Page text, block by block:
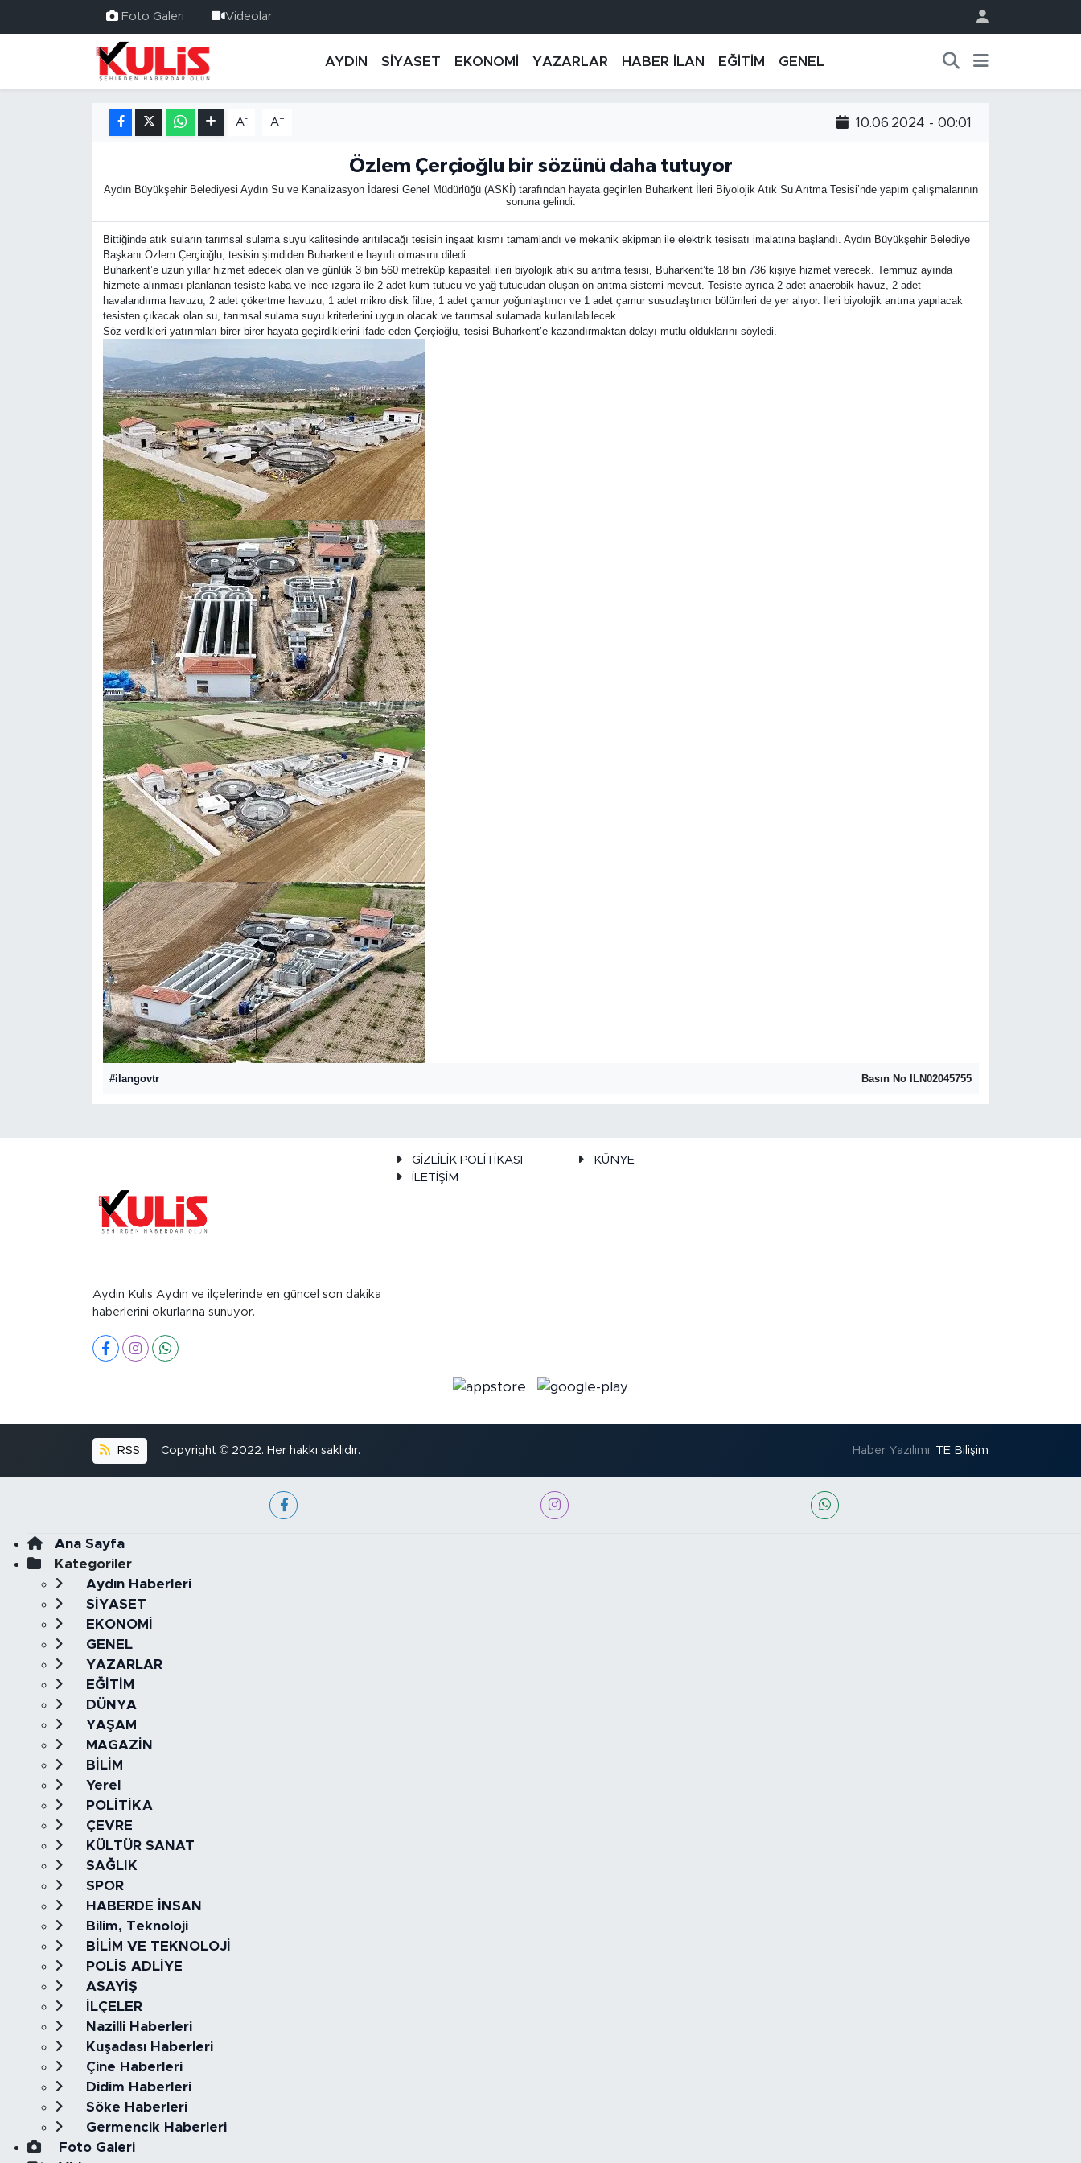
Foto Galeri Videolar
AYDIN SİYASET EKONOMİ YAZARLAR HABER İLAN EĞİTİM GENEL
A- A+ 10.06.2024 - 00:01
Özlem Çerçioğlu bir sözünü daha tutuyor
Aydın Büyükşehir Belediyesi Aydın Su ve Kanalizasyon İdaresi Genel Müdürlüğü (ASKİ) tarafından hayata geçirilen Buharkent İleri Biyolojik Atık Su Arıtma Tesisi’nde yapım çalışmalarının
sonuna gelindi.
Bittiğinde atık suların tarımsal sulama suyu kalitesinde arıtılacağı tesisin inşaat kısmı tamamlandı ve mekanik ekipman ile elektrik tesisatı imalatına başlandı. Aydın Büyükşehir Belediye
Başkanı Özlem Çerçioğlu, tesisin şimdiden Buharkent’e hayırlı olmasını diledi.
Buharkent’e uzun yıllar hizmet edecek olan ve günlük 3 bin 560 metreküp kapasiteli ileri biyolojik atık su arıtma tesisi, Buharkent’te 18 bin 736 kişiye hizmet verecek. Temmuz ayında
hizmete alınması planlanan tesiste kaba ve ince ızgara ile 2 adet kum tutucu ve yağ tutucudan oluşan ön arıtma sistemi mevcut. Tesiste ayrıca 2 adet anaerobik havuz, 2 adet
havalandırma havuzu, 2 adet çökertme havuzu, 1 adet mikro disk filtre, 1 adet çamur yoğunlaştırıcı ve 1 adet çamur susuzlaştırıcı bölümleri de yer alıyor. İleri biyolojik arıtma yapılacak
tesisten çıkacak olan su, tarımsal sulama suyu kriterlerini uygun olacak ve tarımsal sulamada kullanılabilecek.
Söz verdikleri yatırımları birer birer hayata geçirdiklerini ifade eden Çerçioğlu, tesisi Buharkent’e kazandırmaktan dolayı mutlu olduklarını söyledi.
#ilangovtr Basın No ILN02045755
Aydın Kulis Aydın ve ilçelerinde en güncel son dakika
haberlerini okurlarına sunuyor.
GİZLİLİK POLİTİKASI
KÜNYE
İLETİŞİM
RSS Copyright © 2022. Her hakkı saklıdır. Haber Yazılımı: TE Bilişim
Ana Sayfa
Kategoriler
Aydın Haberleri
SİYASET
EKONOMİ
GENEL
YAZARLAR
EĞİTİM
DÜNYA
YAŞAM
MAGAZİN
BİLİM
Yerel
POLİTİKA
ÇEVRE
KÜLTÜR SANAT
SAĞLIK
SPOR
HABERDE İNSAN
Bilim, Teknoloji
BİLİM VE TEKNOLOJİ
POLİS ADLİYE
ASAYİŞ
İLÇELER
Nazilli Haberleri
Kuşadası Haberleri
Çine Haberleri
Didim Haberleri
Söke Haberleri
Germencik Haberleri
Foto Galeri